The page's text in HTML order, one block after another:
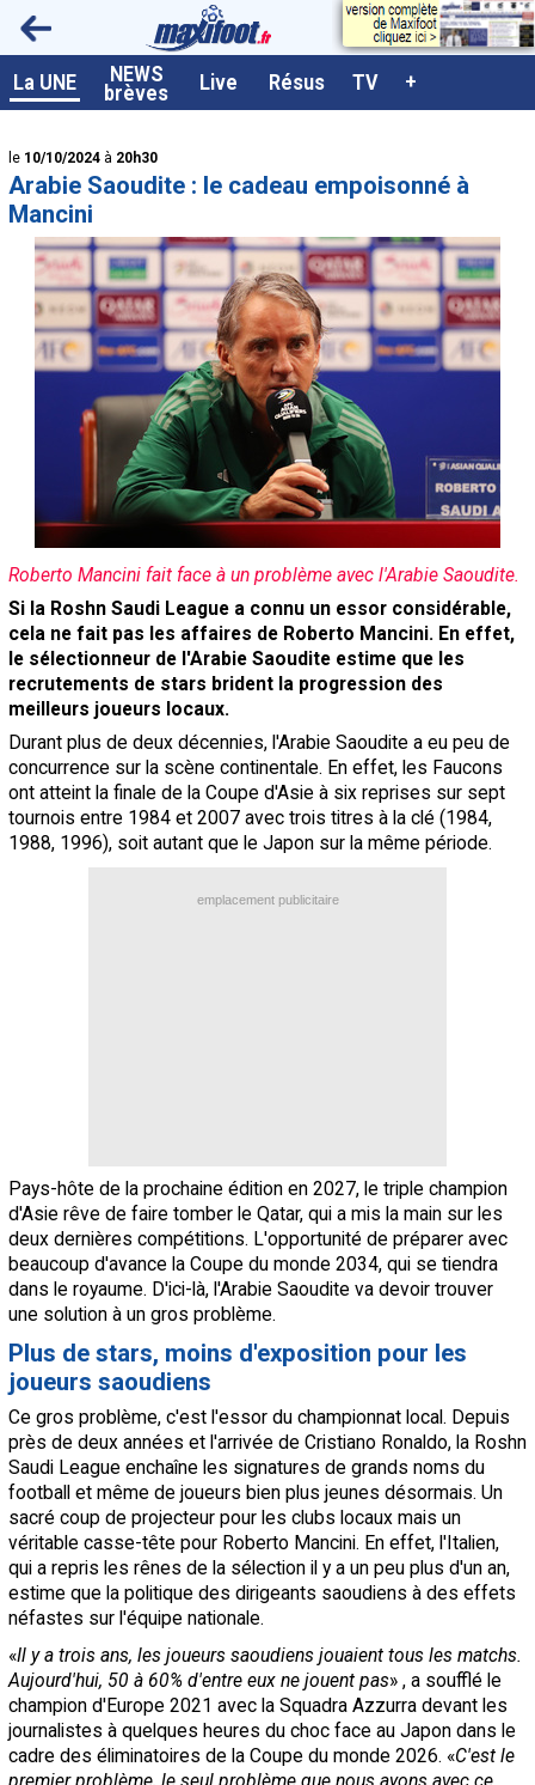
La UNE NEWS
brèves Live Résus TV +
<
le 10/10/2024 à 20h30
Arabie Saoudite : le cadeau empoisonné à
Mancini
Roberto Mancini fait face à un problème avec l'Arabie Saoudite.
Si la Roshn Saudi League a connu un essor considérable,
cela ne fait pas les affaires de Roberto Mancini. En effet,
le sélectionneur de l'Arabie Saoudite estime que les
recrutements de stars brident la progression des
meilleurs joueurs locaux.
Durant plus de deux décennies, l'Arabie Saoudite a eu peu de
concurrence sur la scène continentale. En effet, les Faucons
ont atteint la finale de la Coupe d'Asie à six reprises sur sept
tournois entre 1984 et 2007 avec trois titres à la clé (1984,
1988, 1996), soit autant que le Japon sur la même période.
emplacement publicitaire
Pays-hôte de la prochaine édition en 2027, le triple champion
d'Asie rêve de faire tomber le Qatar, qui a mis la main sur les
deux dernières compétitions. L'opportunité de préparer avec
beaucoup d'avance la Coupe du monde 2034, qui se tiendra
dans le royaume. D'ici-là, l'Arabie Saoudite va devoir trouver
une solution à un gros problème.
Plus de stars, moins d'exposition pour les
joueurs saoudiens
Ce gros problème, c'est l'essor du championnat local. Depuis
près de deux années et l'arrivée de Cristiano Ronaldo, la Roshn
Saudi League enchaîne les signatures de grands noms du
football et même de joueurs bien plus jeunes désormais. Un
sacré coup de projecteur pour les clubs locaux mais un
véritable casse-tête pour Roberto Mancini. En effet, l'Italien,
qui a repris les rênes de la sélection il y a un peu plus d'un an,
estime que la politique des dirigeants saoudiens à des effets
néfastes sur l'équipe nationale.
«Il y a trois ans, les joueurs saoudiens jouaient tous les matchs.
Aujourd'hui, 50 à 60% d'entre eux ne jouent pas» , a soufflé le
champion d'Europe 2021 avec la Squadra Azzurra devant les
journalistes à quelques heures du choc face au Japon dans le
cadre des éliminatoires de la Coupe du monde 2026. «C'est le
A la UNE
Live / Matchs en direct
Résultats et Classements
Class. buteurs européens
Programme TV foot
Vidéos
Tableau transferts L1
Taille de la police
Paramètrages / Options
Contact / Signaler un bug
Recrutement Maxifoot
Mentions légales
site web Maxifoot.fr